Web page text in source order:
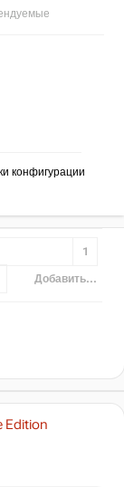
конфигурации
1
Добавить...
Edition